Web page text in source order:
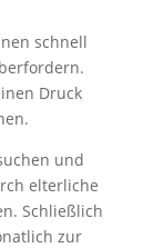
schnell
Druck
und
elterliche
Schließlich
zur